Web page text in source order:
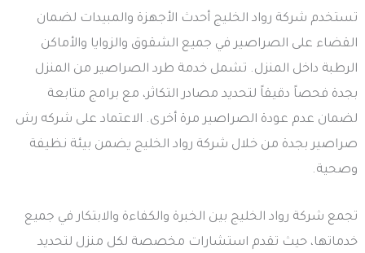
تستخدم شركة رواد الخليج أحدث الأجهزة والمبيدات لضمان
القضاء على الصراصير في جميع الشقوق والزوايا والأماكن
الرطبة داخل المنزل. تشمل خدمة طرد الصراصير من المنزل
بجدة فحصاً دقيقاً لتحديد مصادر التكاثر، مع برامج متابعة
لضمان عدم عودة الصراصير مرة أخرى. الاعتماد على شركه رش
صراصير بجدة من خلال شركة رواد الخليج يضمن بيئة نظيفة
وصحية.
تجمع شركة رواد الخليج بين الخبرة والكفاءة والابتكار في جميع
خدماتها، حيث تقدم استشارات مخصصة لكل منزل لتحديد